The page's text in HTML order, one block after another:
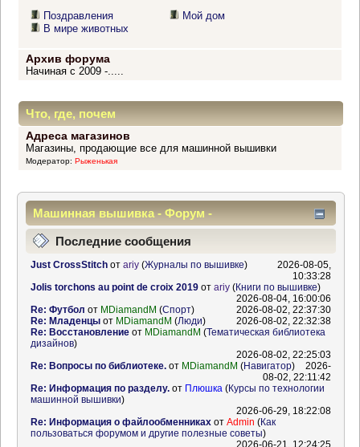
Поздравления
В мире животных
Мой дом
Архив форума
Начиная с 2009 -.....
Что, где, почем
Адреса магазинов
Магазины, продающие все для машинной вышивки
Модератор: Рыженькая
Машинная вышивка - Форум -
Информационный центр
Последние сообщения
Just CrossStitchот ariy(Журналы по вышивке)
2026-08-05,
10:33:28
Jolis torchons au point de croix 2019от ariy(Книги по вышивке)
2026-08-04, 16:00:06
Re: Футбол от MDiamandM (Спорт)
2026-08-02, 22:37:30
Re: Младенцыот MDiamandM (Люди)
2026-08-02, 22:32:38
Re: Восстановлениеот MDiamandM (Тематическая библиотека
дизайнов)
2026-08-02, 22:25:03
Re: Вопросы по библиотеке.от MDiamandM (Навигатор)
2026-
08-02, 22:11:42
Re: Информация по разделу.от Плюшка (Курсы по технологии
машинной вышивки)
2026-06-29, 18:22:08
Re: Информация о файлообменникахот Admin (Как
пользоваться форумом и другие полезные советы)
2026-06-21, 12:24:25